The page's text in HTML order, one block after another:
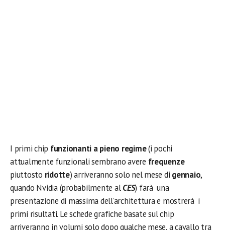
I primi chip funzionanti a pieno regime(i pochi
attualmente funzionali sembrano avere frequenze
piuttosto ridotte) arriveranno solo nel mese di gennaio,
quando Nvidia (probabilmente alCES) farà una
presentazione di massima dell’architettura e mostrerà i
primi risultati. Le schede grafiche basate sul chip
arriveranno in volumi solo dopo qualche mese, a cavallo tra